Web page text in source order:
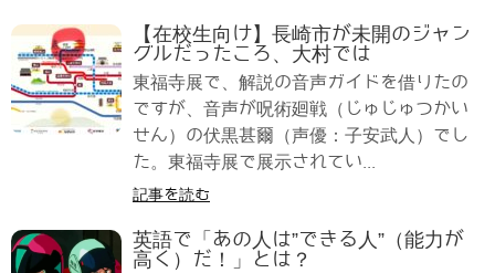
【在校生向け】長崎市が未開のジャン
グルだったころ、大村では
東福寺展で、解説の音声ガイドを借りたの
ですが、音声が呪術廻戦（じゅじゅつかい
せん）の伏黒甚爾（声優：子安武人）でし
た。東福寺展で展示されてい...
記事を読む
英語で「あの人は”できる人”（能力が
高く）だ！」とは？